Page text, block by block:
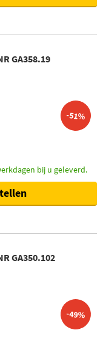
GA358.19
-51%
bij u geleverd.
GA350.102
-49%